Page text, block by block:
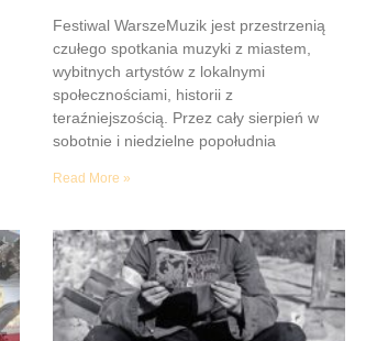
Festiwal WarszeMuzik jest przestrzenią
czułego spotkania muzyki z miastem,
wybitnych artystów z lokalnymi
społecznościami, historii z
teraźniejszością. Przez cały sierpień w
sobotnie i niedzielne popołudnia
Read More »